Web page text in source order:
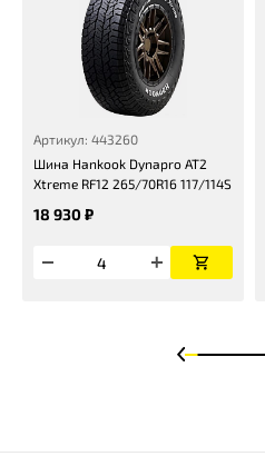
Артикул: 443260
Шина Hankook Dynapro AT2
Xtreme RF12 265/70R16 117/114S
18 930 ₽